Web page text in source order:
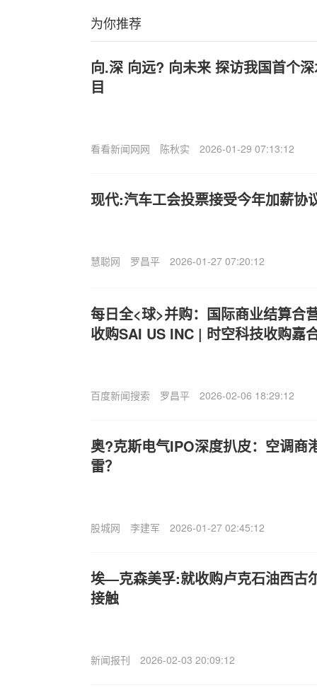
为你推荐
向.深 向远? 向未来 探访我国首个
目
看看新闻网网 陈秋实 2026-01-29 07:13:12
现代:汽车工会投票接受今年加薪协
慧聪网 罗昌平 2026-01-27 07:20:12
每日全<球>并购：国际商业结算合
收购SAI US INC | 时空科技收购嘉
百度新闻搜索 罗昌平 2026-02-06 18:29:12
奥?克斯电气IPO深度扒皮：空调商
雷？
股城网 李建军 2026-01-27 02:45:12
埃—克森美孚:就收购卢克石油西古
接触
新闻报刊 2026-02-03 20:09:12